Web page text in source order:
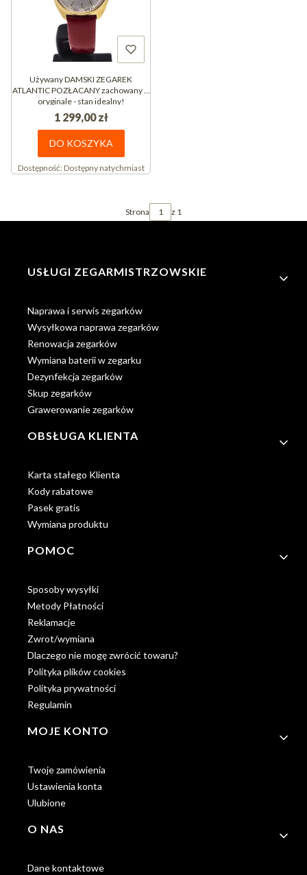
Używany DAMSKI ZEGAREK
ATLANTIC POZŁACANY zachowany w
oryginale - stan idealny!
1 299,00 zł
DO KOSZYKA
Dostępność:Dostępny natychmiast
Strona z 1
Linki w stopce
USŁUGI ZEGARMISTRZOWSKIE
Naprawa i serwis zegarków
Wysyłkowa naprawa zegarków
Renowacja zegarków
Wymiana baterii w zegarku
Dezynfekcja zegarków
Skup zegarków
Grawerowanie zegarków
OBSŁUGA KLIENTA
Karta stałego Klienta
Kody rabatowe
Pasek gratis
Wymiana produktu
POMOC
Sposoby wysyłki
Metody Płatności
Reklamacje
Zwrot/wymiana
Dlaczego nie mogę zwrócić towaru?
Polityka plików cookies
Polityka prywatności
Regulamin
MOJE KONTO
Twoje zamówienia
Ustawienia konta
Ulubione
O NAS
Dane kontaktowe